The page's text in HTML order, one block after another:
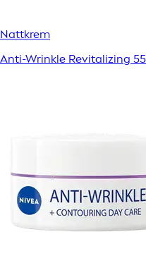
Nattkrem
Anti-Wrinkle Revitalizing